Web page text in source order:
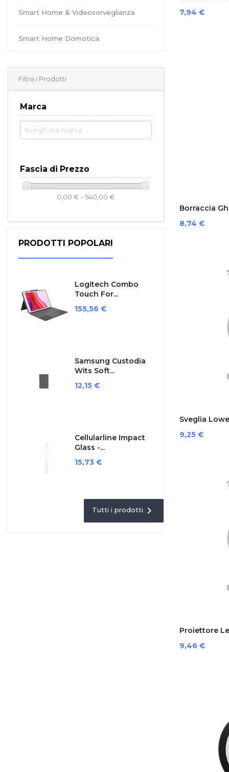
Smart Home & Videosorveglianza
Smart Home Domotica
Filtra i Prodotti
Marca
Fascia di Prezzo
0,00 € - 540,00 €
PRODOTTI POPOLARI
Logitech Combo
Touch For...
Prezzo
155,56 €
Samsung Custodia
Wits Soft...
Prezzo
12,15 €
Cellularline Impact
Glass -...
Prezzo
15,73 €
Tutti i prodotti 
Prezzo
7,94 €
Borraccia
Prezzo
8,74 €
Sveglia
Prezzo
9,25 €
Proiettore
Prezzo
9,46 €